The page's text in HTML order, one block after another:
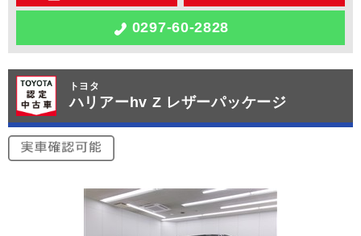
0297-60-2828
トヨタ
ハリアーhv Z レザーパッケージ